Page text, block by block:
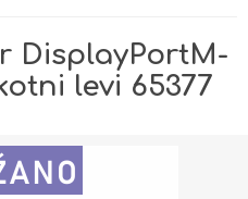
DisplayPortM-
levi 65377